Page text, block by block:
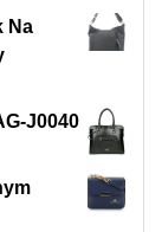
Na
J0040